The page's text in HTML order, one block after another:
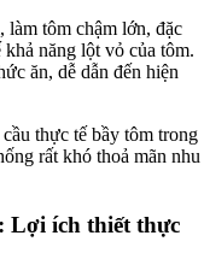
làm tôm chậm lớn, đặc
năng lột vỏ của tôm.
ăn, dễ dẫn đến hiện
thực tế bầy tôm trong
rất khó thoả mãn nhu
Lợi ích thiết thực